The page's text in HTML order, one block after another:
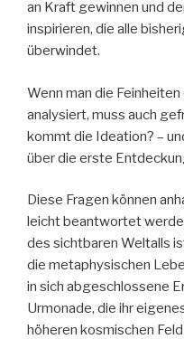
an Kraft gewinnen und
inspirieren, die alle
überwindet.
Wenn man die
analysiert, muss auch
kommt die Ideation? –
über die erste
Diese Fragen können
leicht beantwortet
des sichtbaren Weltalls
die metaphysischen
in sich abgeschlossene
Urmonade, die ihr
höheren kosmischen